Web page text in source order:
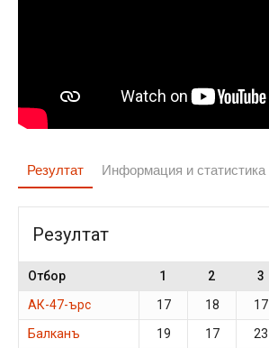
Резултат Информация и статистика
Резултат
Отбор 1 2 3
АК-47-ърс
17 18 17
Балканъ
19 17 23